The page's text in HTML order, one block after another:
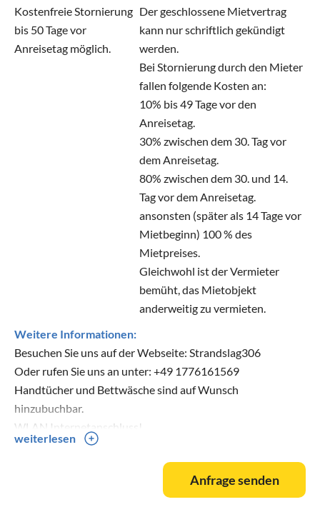
Kostenfreie Stornierung
bis 50 Tage vor
Anreisetag möglich.
Der geschlossene Mietvertrag
kann nur schriftlich gekündigt
werden.
Bei Stornierung durch den Mieter
fallen folgende Kosten an:
10% bis 49 Tage vor den
Anreisetag.
30% zwischen dem 30. Tag vor
dem Anreisetag.
80% zwischen dem 30. und 14.
Tag vor dem Anreisetag.
ansonsten (später als 14 Tage vor
Mietbeginn) 100 % des
Mietpreises.
Gleichwohl ist der Vermieter
bemüht, das Mietobjekt
anderweitig zu vermieten.
Weitere Informationen:
Besuchen Sie uns auf der Webseite: Strandslag306
Oder rufen Sie uns an unter: +49 1776161569
Handtücher und Bettwäsche sind auf Wunsch
hinzubuchbar.
WLAN Internetanschluss!
weiterlesen
Anfrage senden